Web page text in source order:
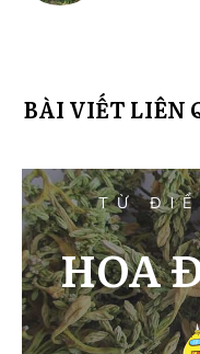
BÀI VIẾT LIÊN
TỪ
HOA